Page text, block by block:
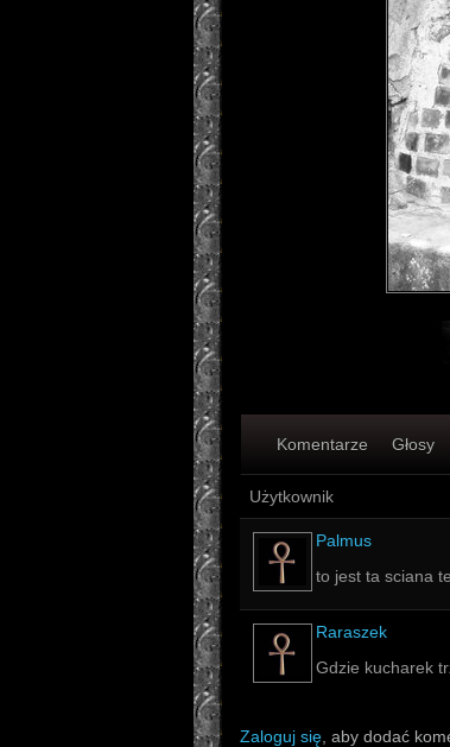
Komentarze Głosy
Użytkownik
Palmus
to jest ta sciana
Raraszek
Gdzie kucharek
Zaloguj się , aby dodać